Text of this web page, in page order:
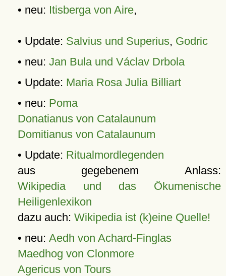
• neu: Itisberga von Aire,
• Update: Salvius und Superius, Godric
• neu: Jan Bula und Václav Drbola
• Update: Maria Rosa Julia Billiart
• neu: Poma
Donatianus von Catalaunum
Domitianus von Catalaunum
• Update: Ritualmordlegenden
aus gegebenem Anlass:
Wikipedia und das Ökumenische
Heiligenlexikon
dazu auch: Wikipedia ist (k)eine Quelle!
• neu: Aedh von Achard-Finglas
Maedhog von Clonmore
Agericus von Tours